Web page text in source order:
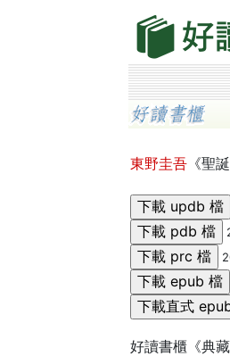
東野圭吾 《聖
好讀書櫃《典